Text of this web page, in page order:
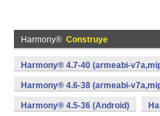
Harmony® Construye
Harmony® 4.7-40 (armeabi-
Harmony® 4.6-38 (armeabi-
Harmony® 4.5-36 (Android)